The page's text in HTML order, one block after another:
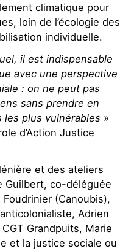
climatique pour
loin de l’écologie des
individuelle.
il est indispensable
avec une perspective
: on ne peut pas
sans prendre en
les plus vulnérables »
d’Action Justice
et des ateliers
Guilbert, co-déléguée
(Canoubis),
Adrien
Grandpuits, Marie
et la justice sociale ou